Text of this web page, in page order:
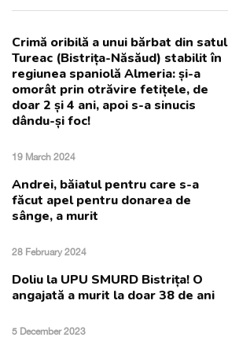
Crimă oribilă a unui bărbat din satul
Tureac (Bistrița-Năsăud) stabilit în
regiunea spaniolă Almeria: și-a
omorât prin otrăvire fetițele, de
doar 2 și 4 ani, apoi s-a sinucis
dându-și foc!
19 March 2024
Andrei, băiatul pentru care s-a
făcut apel pentru donarea de
sânge, a murit
28 February 2024
Doliu la UPU SMURD Bistrița! O
angajată a murit la doar 38 de ani
5 December 2023